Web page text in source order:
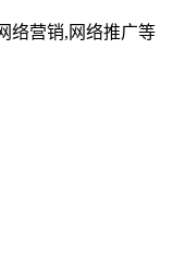
络营销,网络推广等